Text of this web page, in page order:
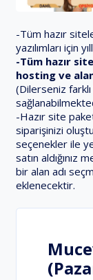
-Tüm hazır
yazılımları için
-Tüm hazır
hosting ve
(Dilerseniz
-Hazır site
siparişinizi
seçenekler ile
satın aldığınız
bir alan adı
eklenecektir.